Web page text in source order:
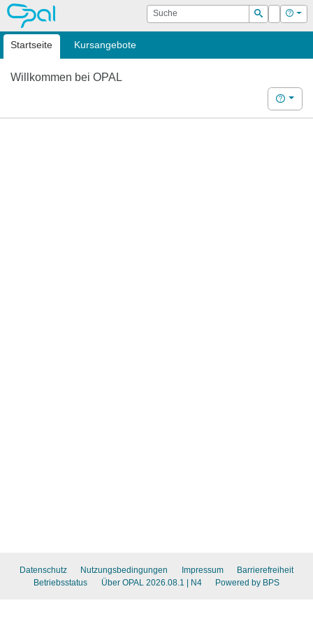
OPAL Suche
Suchen
Login Hilfe
Startseite Kursangebote
Willkommen bei OPAL
Hilfe
Datenschutz Nutzungsbedingungen Impressum
Barrierefreiheit
Betriebsstatus
Über OPAL 2026.08.1 | N4 Powered by BPS